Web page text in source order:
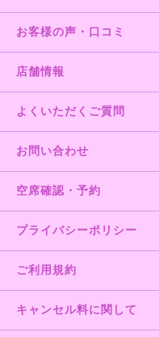
お客様の声・口コミ
店舗情報
よくいただくご質問
お問い合わせ
空席確認・予約
プライバシーポリシー
ご利用規約
キャンセル料に関して